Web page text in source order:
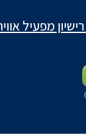
רישיון מפעיל אווירי